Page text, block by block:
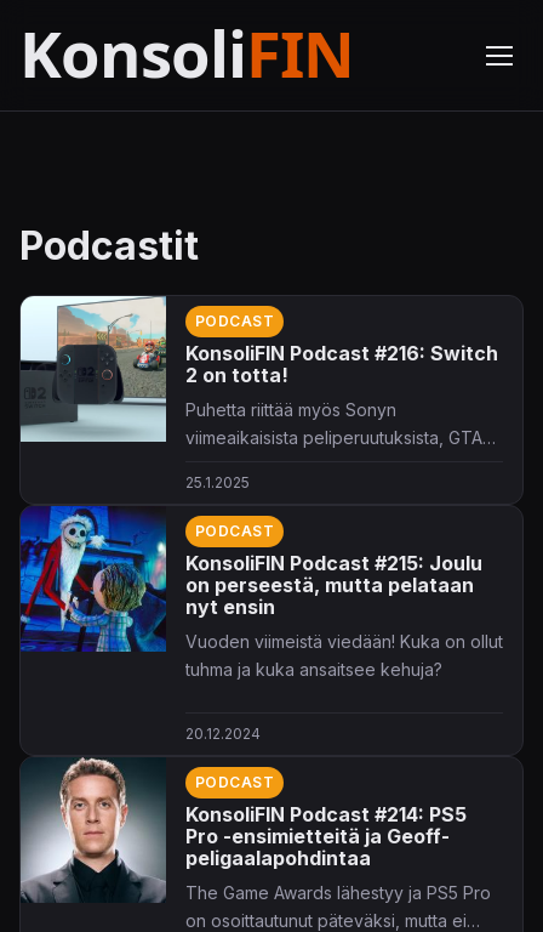
Podcastit
PODCAST
KonsoliFIN Podcast #216: Switch
2 on totta!
Puhetta riittää myös Sonyn
viimeaikaisista peliperuutuksista, GTA
25.1.2025
PODCAST
KonsoliFIN Podcast #215: Joulu
on perseestä, mutta pelataan
nyt ensin
Vuoden viimeistä viedään! Kuka on ollut
tuhma ja kuka ansaitsee kehuja?
20.12.2024
PODCAST
KonsoliFIN Podcast #214: PS5
Pro -ensimietteitä ja Geoff-
peligaalapohdintaa
The Game Awards lähestyy ja PS5 Pro
on osoittautunut päteväksi, mutta ei